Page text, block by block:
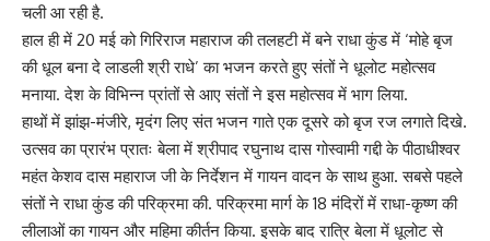
चली आ रही है.
हाल ही में 20 मई को गिरिराज महाराज की तलहटी में बने राधा कुंड में ‘मोहे बृज
की धूल बना दे लाडली श्री राधे’ का भजन करते हुए संतों ने धूलोट महोत्सव
मनाया. देश के विभिन्न प्रांतों से आए संतों ने इस महोत्सव में भाग लिया.
हाथों में झांझ-मंजीरे, मृदंग लिए संत भजन गाते एक दूसरे को बृज रज लगाते दिखे.
उत्सव का प्रारंभ प्रातः बेला में श्रीपाद रघुनाथ दास गोस्वामी गद्दी के पीठाधीश्वर
महंत केशव दास महाराज जी के निर्देशन में गायन वादन के साथ हुआ. सबसे पहले
संतों ने राधा कुंड की परिक्रमा की. परिक्रमा मार्ग के 18 मंदिरों में राधा-कृष्ण की
लीलाओं का गायन और महिमा कीर्तन किया. इसके बाद रात्रि बेला में धूलोट से